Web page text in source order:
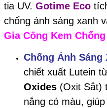
tia UV. Gotime Eco
chống ánh sáng xanh
Gia Công Kem
Chống Ánh Sáng
chiết xuất Lutein
Oxides (Oxit Sắt)
nắng có màu,